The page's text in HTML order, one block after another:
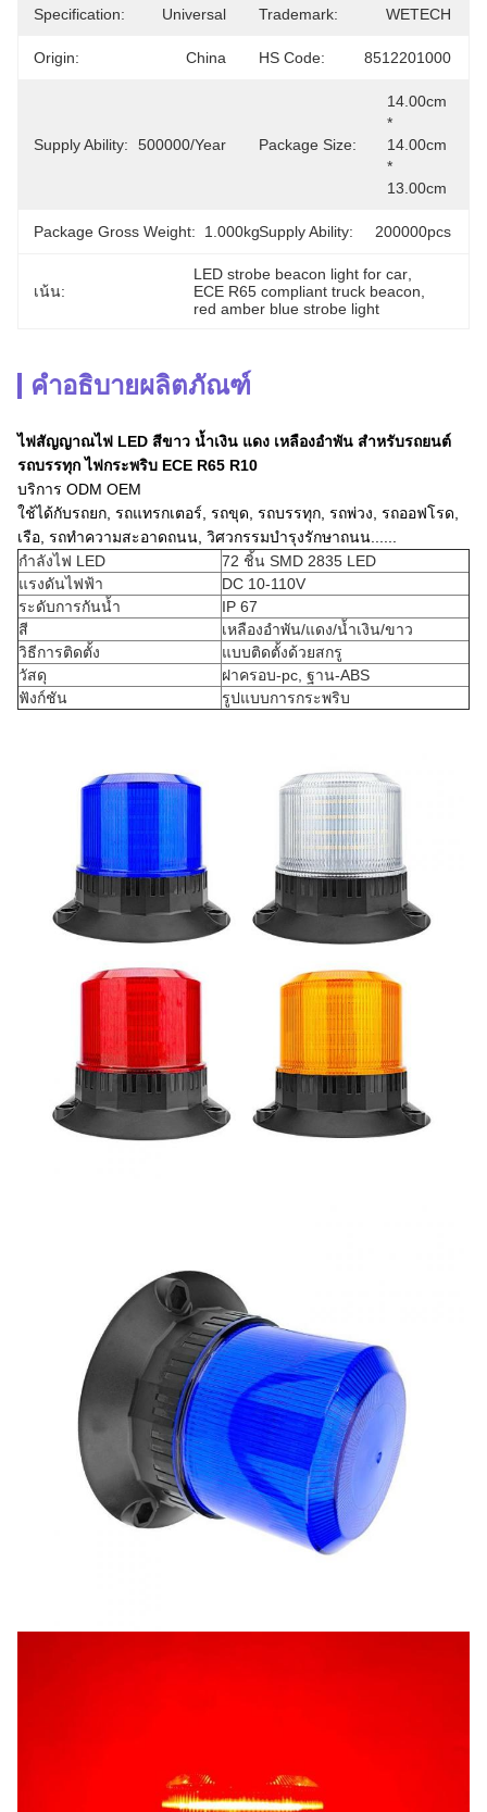
Specification: Universal Trademark: WETECH
Origin: China HS Code: 8512201000
Supply Ability: 500000/Year Package Size:
14.00cm
*
14.00cm
*
13.00cm
Package Gross Weight: 1.000kgSupply Ability: 200000pcs
เน้น:
LED strobe beacon light for car
ECE R65 compliant truck beacon
red amber blue strobe light
คำอธิบายผลิตภัณฑ์
ไฟสัญญาณไฟ LED สีขาว น้ำเงิน แดง เหลืองอำพัน สำหรับรถยนต์
รถบรรทุก ไฟกระพริบ ECE R65 R10
บริการ ODM OEM
ใช้ได้กับรถยก, รถแทรกเตอร์, รถขุด, รถบรรทุก, รถพ่วง, รถออฟโรด,
เรือ, รถทำความสะอาดถนน, วิศวกรรมบำรุงรักษาถนน......
กำลังไฟ LED
72 ชิ้น SMD 2835 LED
แรงดันไฟฟ้า
DC 10-110V
ระดับการกันน้ำ
IP 67
สี
เหลืองอำพัน/แดง/น้ำเงิน/ขาว
วิธีการติดตั้ง
แบบติดตั้งด้วยสกรู
วัสดุ
ฝาครอบ-pc, ฐาน-ABS
ฟังก์ชัน
รูปแบบการกระพริบ